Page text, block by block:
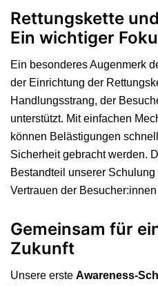
Rettungskette
Ein wichtiger
Ein besonderes Augenmerk
der Einrichtung der
Handlungsstrang, der
unterstützt. Mit einfachen
können Belästigungen
Sicherheit gebracht werden.
Bestandteil unserer
Vertrauen der Besucher:innen
Gemeinsam für
Zukunft
Unsere erste Awareness-